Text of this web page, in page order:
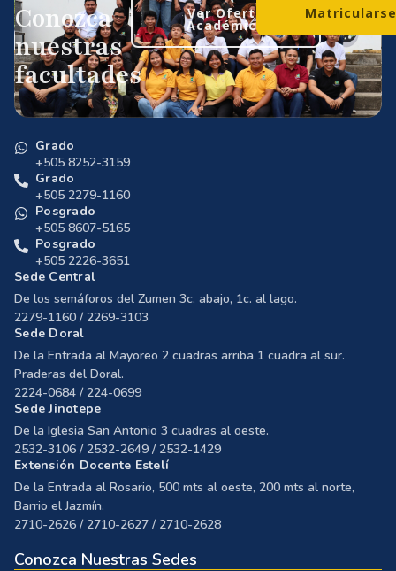
Conozca
nuestras
facultades
Ver Oferta
Académica
Grado
+505 8252-3159
Grado
+505 2279-1160
Posgrado
+505 8607-5165
Posgrado
+505 2226-3651
Sede Central
De los semáforos del Zumen 3c. abajo, 1c. al lago.
2279-1160 / 2269-3103
Sede Doral
De la Entrada al Mayoreo 2 cuadras arriba 1 cuadra al sur.
Praderas del Doral.
2224-0684 / 224-0699
Sede Jinotepe
De la Iglesia San Antonio 3 cuadras al oeste.
2532-3106 / 2532-2649 / 2532-1429
Extensión Docente Estelí
De la Entrada al Rosario, 500 mts al oeste, 200 mts al norte,
Barrio el Jazmín.
2710-2626 / 2710-2627 / 2710-2628
Conozca Nuestras Sedes